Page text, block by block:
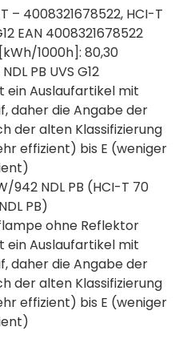
– 4008321678522, HCI-T
EAN 4008321678522
1000h]: 80,30
PB UVS G12
ein Auslaufartikel mit
daher die Angabe der
der alten Klassifizierung
effizient) bis E (weniger
942 NDL PB (HCI-T 70
PB)
ohne Reflektor
ein Auslaufartikel mit
daher die Angabe der
der alten Klassifizierung
effizient) bis E (weniger